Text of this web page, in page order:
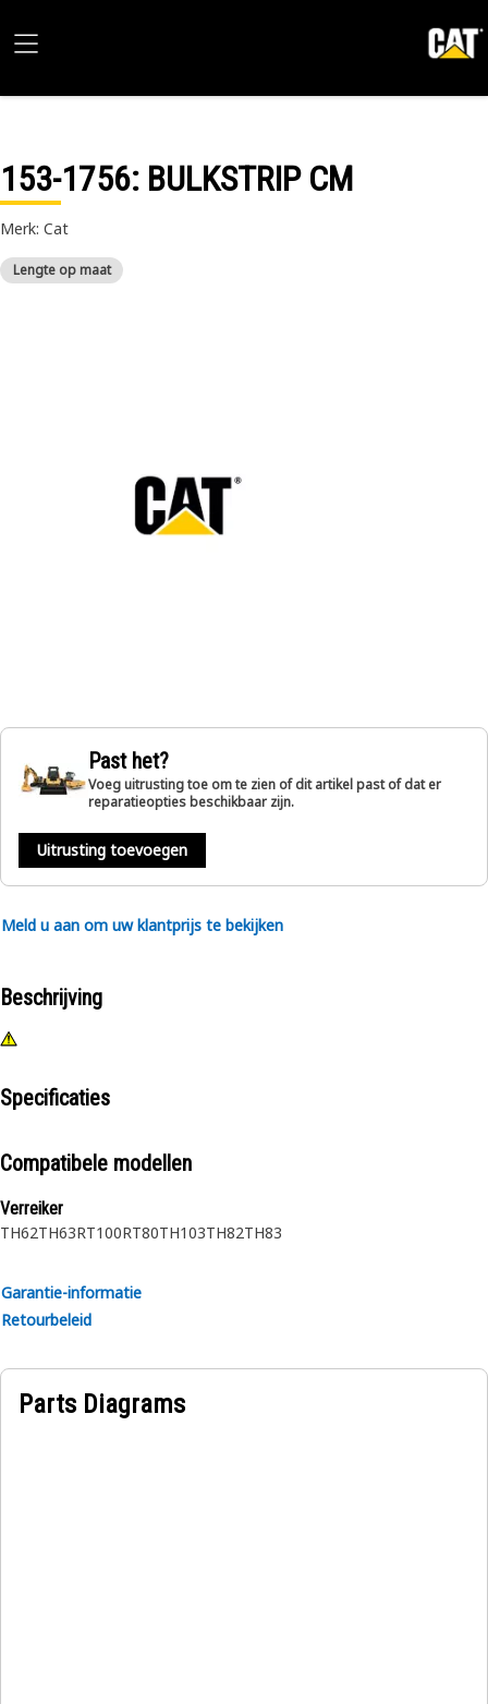
153-1756: BULKSTRIP CM
Merk: Cat
Lengte op maat
Past het?
Voeg uitrusting toe om te zien of dit artikel past of dat er
reparatieopties beschikbaar zijn.
Uitrusting toevoegen
Meld u aan om uw klantprijs te bekijken
Beschrijving
Specificaties
Compatibele modellen
Verreiker
TH62TH63RT100RT80TH103TH82TH83
Garantie-informatie
Retourbeleid
Parts Diagrams